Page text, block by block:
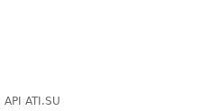
API ATI.SU